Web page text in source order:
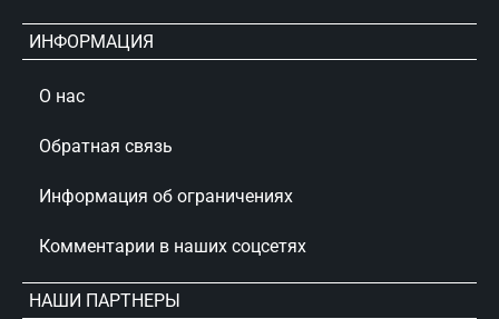
ИНФОРМАЦИЯ
О нас
Обратная связь
Информация об ограничениях
Комментарии в наших соцсетях
НАШИ ПАРТНЕРЫ